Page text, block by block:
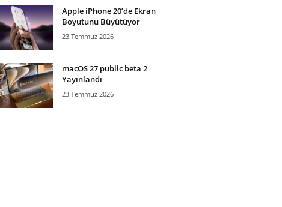
Apple iPhone 20’de Ekran
Boyutunu Büyütüyor
23 Temmuz 2026
macOS 27 public beta 2
Yayınlandı
23 Temmuz 2026